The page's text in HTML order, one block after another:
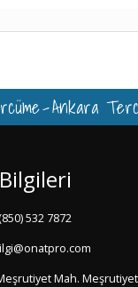
-Ankara
(850) 532 7872
Mah.